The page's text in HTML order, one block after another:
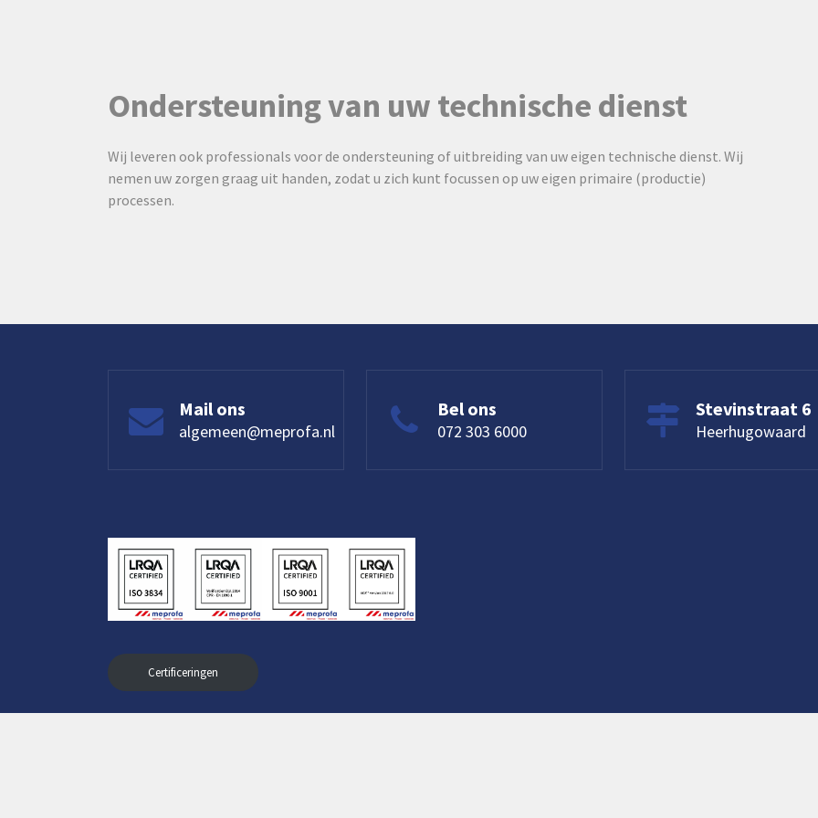
Ondersteuning van uw technische dienst
Wij leveren ook professionals voor de ondersteuning of uitbreiding van uw eigen technische dienst. Wij
nemen uw zorgen graag uit handen, zodat u zich kunt focussen op uw eigen primaire (productie)
processen.
Mail ons
algemeen@meprofa.nl
Bel ons
072 303 6000
Stevinstraat 6
Heerhugowaard
Certificeringen